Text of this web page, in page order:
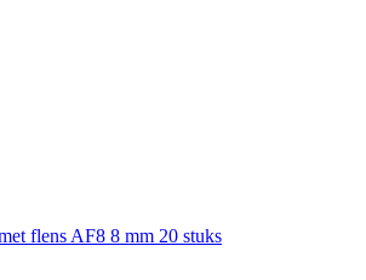
flens AF8 8 mm 20 stuks